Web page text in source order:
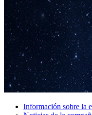
Información sobre la